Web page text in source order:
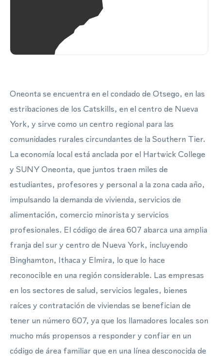
Oneonta se encuentra en el condado de Otsego, en las
estribaciones de los Catskills, en el centro de Nueva
York, y sirve como un centro regional para las
comunidades rurales circundantes de la Southern Tier.
La economía local está anclada por el Hartwick College
y SUNY Oneonta, que juntos traen miles de
estudiantes, profesores y personal a la zona cada año,
impulsando la demanda de vivienda, servicios de
alimentación, comercio minorista y servicios
profesionales. El código de área 607 abarca una amplia
franja del sur y centro de Nueva York, incluyendo
Binghamton, Ithaca y Elmira, lo que lo hace
reconocible en una región considerable. Las empresas
en los sectores de salud, servicios legales, bienes
raíces y contratación de viviendas se benefician de
tener un número 607, ya que los llamadores locales son
mucho más propensos a responder y confiar en un
código de área familiar que en una línea desconocida de